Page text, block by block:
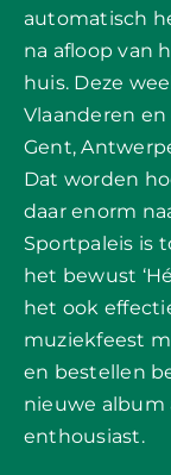
automatisch
na afloop van
huis. Deze
Vlaanderen
Gent,
Dat worden
daar enorm
Sportpaleis is
het bewust
het ook
muziekfeest
en bestellen
nieuwe album
enthousiast.